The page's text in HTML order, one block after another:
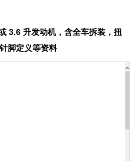
3.6 升发动机，含全车拆装，扭
脚定义等资料